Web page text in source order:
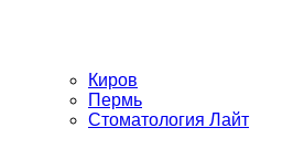
Киров
Пермь
Стоматология Лайт